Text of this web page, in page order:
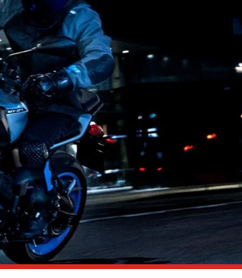
Tenere
700
35kW
Rally
A
Tenere
700
World
Raid
WR125R